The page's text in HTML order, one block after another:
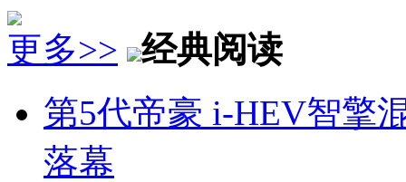
更多>>
经典阅读
第5代帝豪 i-HEV智擎
落幕